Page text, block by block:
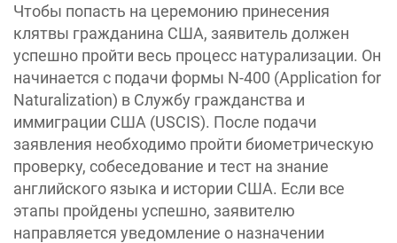
Чтобы попасть на церемонию принесения
клятвы гражданина США, заявитель должен
успешно пройти весь процесс натурализации. Он
начинается с подачи формы N-400 (Application for
Naturalization) в Службу гражданства и
иммиграции США (USCIS). После подачи
заявления необходимо пройти биометрическую
проверку, собеседование и тест на знание
английского языка и истории США. Если все
этапы пройдены успешно, заявителю
направляется уведомление о назначении